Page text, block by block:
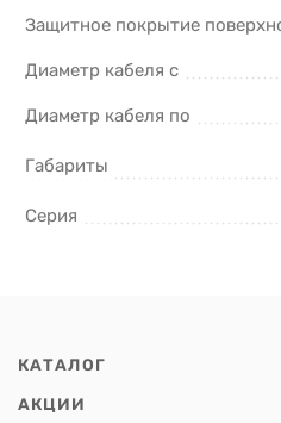
Защитное покрытие
Диаметр кабеля с
Диаметр кабеля по
Габариты
Серия
КАТАЛОГ
АКЦИИ